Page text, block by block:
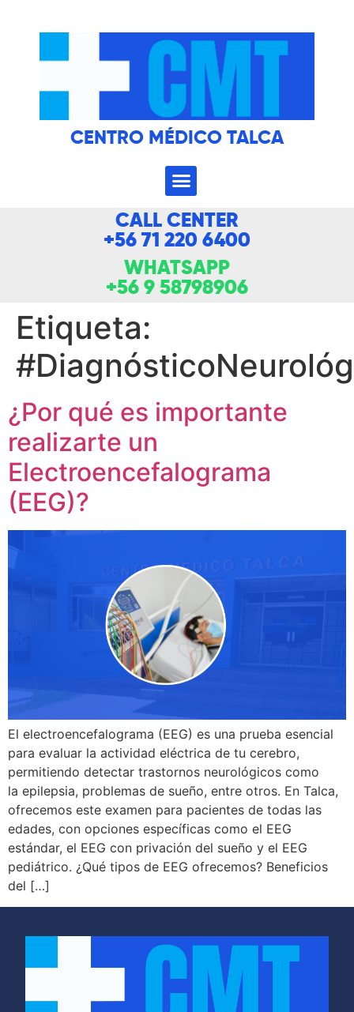
CENTRO MÉDICO TALCA
CALL CENTER
+56 71 220 6400
WHATSAPP
+56 9 58798906
Etiqueta:
¿Por qué es importante
realizarte un
Electroencefalograma
(EEG)?
El electroencefalograma (EEG) es una prueba esencial
para evaluar la actividad eléctrica de tu cerebro,
permitiendo detectar trastornos neurológicos como
la epilepsia, problemas de sueño, entre otros. En Talca,
ofrecemos este examen para pacientes de todas las
edades, con opciones específicas como el EEG
estándar, el EEG con privación del sueño y el EEG
pediátrico. ¿Qué tipos de EEG ofrecemos? Beneficios
del […]